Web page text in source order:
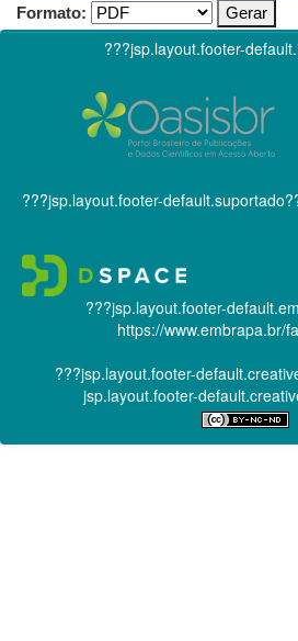
Formato:
???jsp.layout.footer-
???jsp.layout.footer-
???jsp.layout.footer-
https://www.embrapa.br/
???jsp.layout.footer-
jsp.layout.footer-